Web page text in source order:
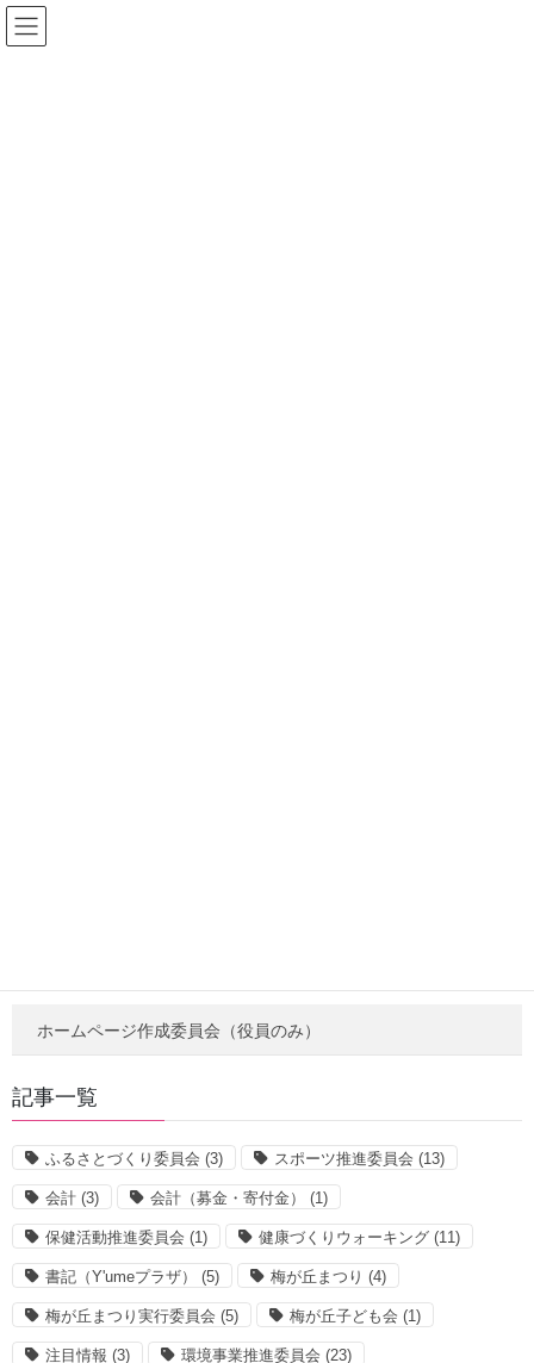
コ
ン
ナ
ビ
ホームページ作成委員会（役員のみ）
記事一覧
ふるさとづくり委員会 (3) スポーツ推進委員会 (13)
会計 (3) 会計（募金・寄付金） (1)
保健活動推進委員会 (1) 健康づくりウォーキング (11)
書記（Y'umeプラザ） (5) 梅が丘まつり (4)
梅が丘まつり実行委員会 (5) 梅が丘子ども会 (1)
注目情報 (3) 環境事業推進委員会 (23)